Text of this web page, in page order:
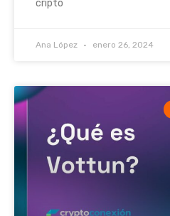
cripto
Ana López enero 26, 2024